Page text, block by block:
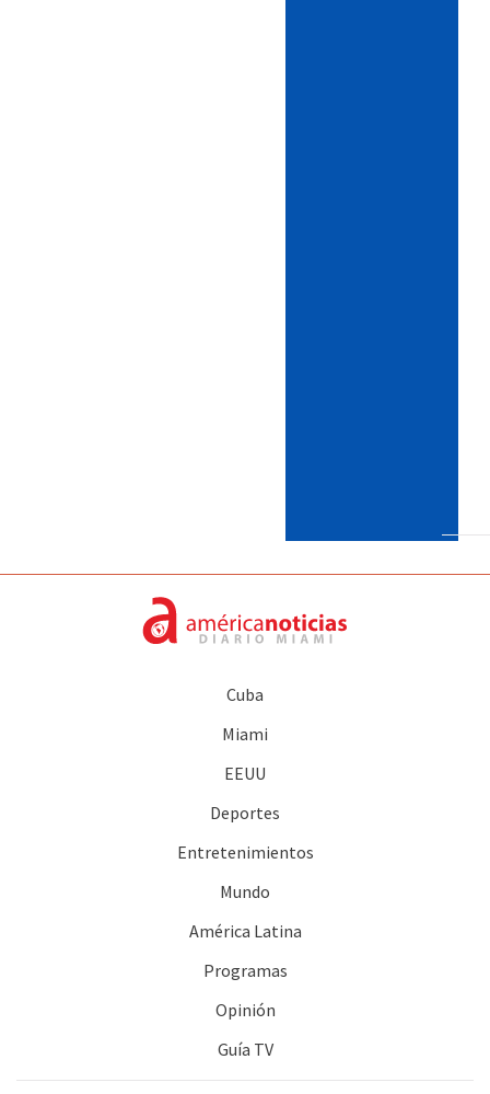
Cuba
Miami
EEUU
Deportes
Entretenimientos
Mundo
América Latina
Programas
Opinión
Guía TV